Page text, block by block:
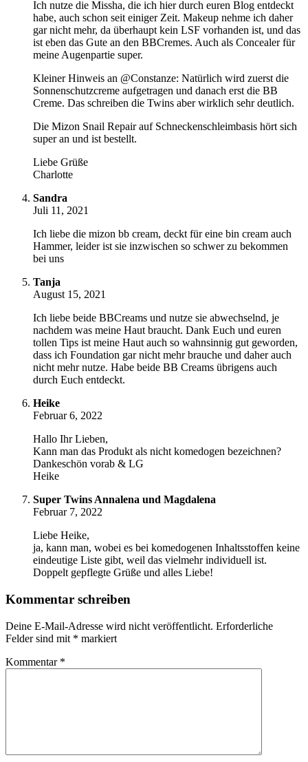
Ich nutze die Missha, die ich hier durch euren Blog entdeckt
habe, auch schon seit einiger Zeit. Makeup nehme ich daher
gar nicht mehr, da überhaupt kein LSF vorhanden ist, und das
ist eben das Gute an den BBCremes. Auch als Concealer für
meine Augenpartie super.
Kleiner Hinweis an @Constanze: Natürlich wird zuerst die
Sonnenschutzcreme aufgetragen und danach erst die BB
Creme. Das schreiben die Twins aber wirklich sehr deutlich.
Die Mizon Snail Repair auf Schneckenschleimbasis hört sich
super an und ist bestellt.
Liebe Grüße
Charlotte
Sandra
Juli 11, 2021
Ich liebe die mizon bb cream, deckt für eine bin cream auch
Hammer, leider ist sie inzwischen so schwer zu bekommen
bei uns
Tanja
August 15, 2021
Ich liebe beide BBCreams und nutze sie abwechselnd, je
nachdem was meine Haut braucht. Dank Euch und euren
tollen Tips ist meine Haut auch so wahnsinnig gut geworden,
dass ich Foundation gar nicht mehr brauche und daher auch
nicht mehr nutze. Habe beide BB Creams übrigens auch
durch Euch entdeckt.
Heike
Februar 6, 2022
Hallo Ihr Lieben,
Kann man das Produkt als nicht komedogen bezeichnen?
Dankeschön vorab & LG
Heike
Super Twins Annalena und Magdalena
Februar 7, 2022
Liebe Heike,
ja, kann man, wobei es bei komedogenen Inhaltsstoffen keine
eindeutige Liste gibt, weil das vielmehr individuell ist.
Doppelt gepflegte Grüße und alles Liebe!
Kommentar schreiben
Deine E-Mail-Adresse wird nicht veröffentlicht. Erforderliche
Felder sind mit * markiert
Kommentar *